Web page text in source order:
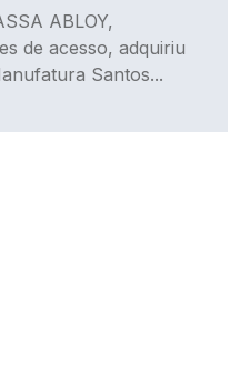
ABLOY,
de acesso, adquiriu
Santos...